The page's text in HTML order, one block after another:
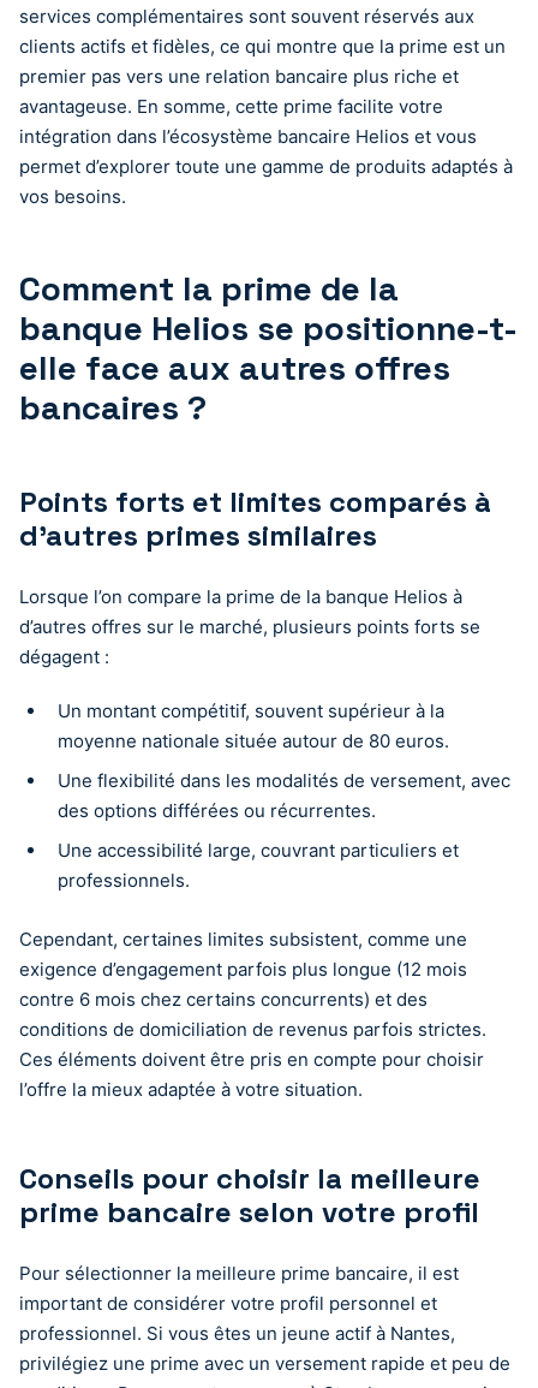
services complémentaires sont souvent réservés aux
clients actifs et fidèles, ce qui montre que la prime est un
premier pas vers une relation bancaire plus riche et
avantageuse. En somme, cette prime facilite votre
intégration dans l’écosystème bancaire Helios et vous
permet d’explorer toute une gamme de produits adaptés à
vos besoins.
Comment la prime de la
banque Helios se positionne-t-
elle face aux autres offres
bancaires ?
Points forts et limites comparés à
d’autres primes similaires
Lorsque l’on compare la prime de la banque Helios à
d’autres offres sur le marché, plusieurs points forts se
dégagent :
Un montant compétitif, souvent supérieur à la
moyenne nationale située autour de 80 euros.
Une flexibilité dans les modalités de versement, avec
des options différées ou récurrentes.
Une accessibilité large, couvrant particuliers et
professionnels.
Cependant, certaines limites subsistent, comme une
exigence d’engagement parfois plus longue (12 mois
contre 6 mois chez certains concurrents) et des
conditions de domiciliation de revenus parfois strictes.
Ces éléments doivent être pris en compte pour choisir
l’offre la mieux adaptée à votre situation.
Conseils pour choisir la meilleure
prime bancaire selon votre profil
Pour sélectionner la meilleure prime bancaire, il est
important de considérer votre profil personnel et
professionnel. Si vous êtes un jeune actif à Nantes,
privilégiez une prime avec un versement rapide et peu de